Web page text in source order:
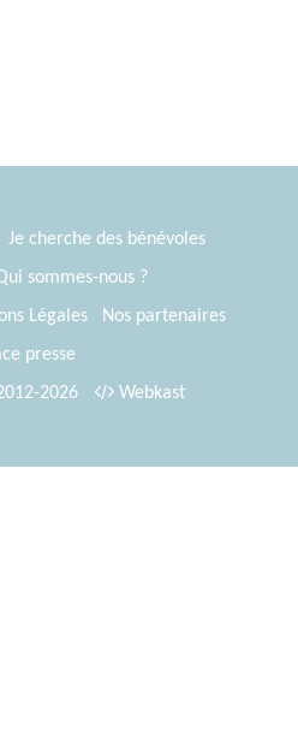
Je cherche des bénévoles
sommes-nous ?
Légales
Nos partenaires
presse
2026
Webkast